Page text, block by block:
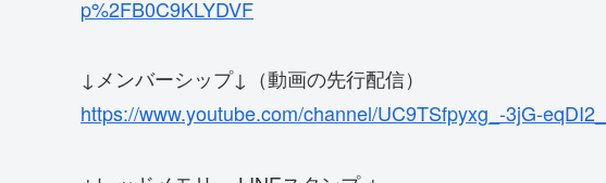
p%2FB0C9KLYDVF
↓メンバーシップ↓（動画の先行配信）
https://www.youtube.com/channel/UC9TSfpyxg_-3jG-